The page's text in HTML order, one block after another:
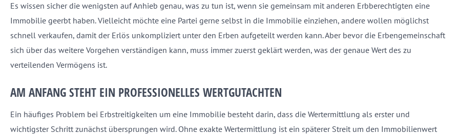
Es wissen sicher die wenigsten auf Anhieb genau, was zu tun ist, wenn sie gemeinsam mit anderen Erbberechtigten eine
Immobilie geerbt haben. Vielleicht möchte eine Partei gerne selbst in die Immobilie einziehen, andere wollen möglichst
schnell verkaufen, damit der Erlös unkompliziert unter den Erben aufgeteilt werden kann. Aber bevor die Erbengemeinschaft
sich über das weitere Vorgehen verständigen kann, muss immer zuerst geklärt werden, was der genaue Wert des zu
verteilenden Vermögens ist.
AM ANFANG STEHT EIN PROFESSIONELLES WERTGUTACHTEN
Ein häufiges Problem bei Erbstreitigkeiten um eine Immobilie besteht darin, dass die Wertermittlung als erster und
wichtigster Schritt zunächst übersprungen wird. Ohne exakte Wertermittlung ist ein späterer Streit um den Immobilienwert